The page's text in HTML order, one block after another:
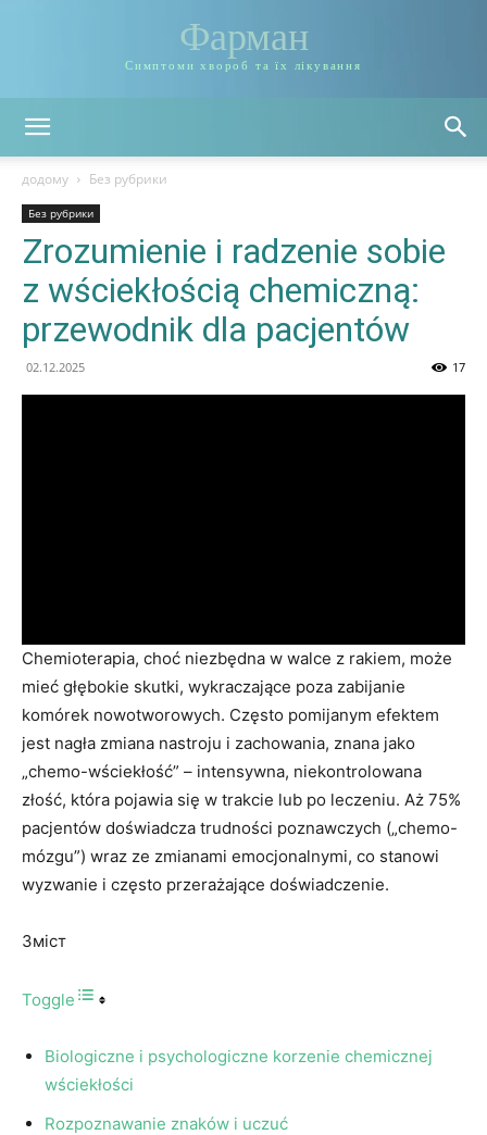
Фарман
Симптоми хвороб та їх лікування
додому Без рубрики
Без рубрики
Zrozumienie i radzenie sobie
z wściekłością chemiczną:
przewodnik dla pacjentów
02.12.2025 17
Chemioterapia, choć niezbędna w walce z rakiem, może
mieć głębokie skutki, wykraczające poza zabijanie
komórek nowotworowych. Często pomijanym efektem
jest nagła zmiana nastroju i zachowania, znana jako
„chemo-wściekłość” – intensywna, niekontrolowana
złość, która pojawia się w trakcie lub po leczeniu. Aż 75%
pacjentów doświadcza trudności poznawczych („chemo-
mózgu”) wraz ze zmianami emocjonalnymi, co stanowi
wyzwanie i często przerażające doświadczenie.
Зміст
Toggle
Biologiczne i psychologiczne korzenie chemicznej
wściekłości
Rozpoznawanie znaków i uczuć